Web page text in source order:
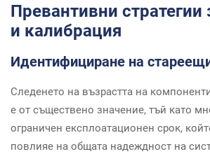
Превантивни стратегии
и калибрация
Идентифициране на
Следенето на възрастта на
е от съществено значение, тъй като
ограничен експлоатационен срок,
повлияе на общата надеждност на